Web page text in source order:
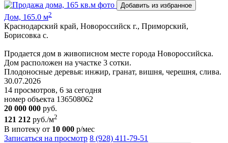
Добавить из избранное
Дом, 165.0 м2
Краснодарский край, Новороссийск г., Приморский,
Борисовка с.
Продается дом в живописном месте города Новороссийска.
Дом расположен на участке 3 сотки.
Плодоносные деревья: инжир, гранат, вишня, черешня, слива.
30.07.2026
14 просмотров, 6 за сегодня
номер объекта 136508062
20 000 000 руб.
121 212 руб./м2
В ипотеку от 10 000 р/мес
Записаться на просмотр 8 (928) 411-79-51